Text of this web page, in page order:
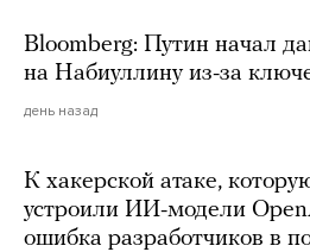
Bloomberg: Путин начал
на Набиуллину из-за
день назад
К хакерской атаке,
устроили ИИ-модели
ошибка разработчиков в